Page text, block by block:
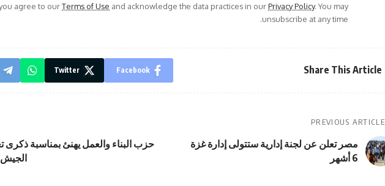
agree to ourTerms of Use and acknowledge the data practices in ourPrivacy Policy. You may
unsubscribe at any time.
Share This Article
Facebook
Twitter
PREVIOUS ARTICLE
مصر تعلن عن لجنة إدارية ستتولى إدارة غزة
6 أشهر
حزب البناء والعمل يهنئ بمناسبة ذكرى